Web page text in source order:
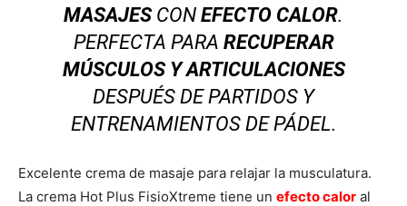
MASAJESCON EFECTO CALOR.
PERFECTA PARA RECUPERAR
MÚSCULOS Y ARTICULACIONES
DESPUÉS DE PARTIDOS Y
ENTRENAMIENTOS DE PÁDEL.
Excelente crema de masaje para relajar la musculatura.
La crema Hot Plus FisioXtreme tiene un efecto calor al